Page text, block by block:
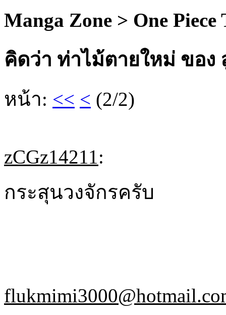
Manga Zone > One
คิดว่า ท่าไม้ตายใหม่ ของ
หน้า: << < (2/2)
zCGz14211:
กระสุนวงจักรครับ